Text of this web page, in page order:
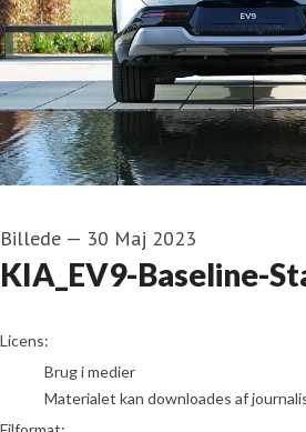
Billede — 30 Maj 2023
KIA_EV9-Baseline-
go to media item
Licens:
Brug i medier
Materialet kan downloades af